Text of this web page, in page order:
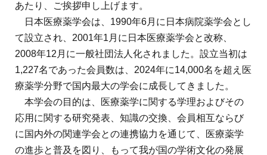
あたり、ご挨拶申し上げます。
日本医療薬学会は、1990年6月に日本病院薬学会とし
て設立され、2001年1月に日本医療薬学会と改称、
2008年12月に一般社団法人化されました。設立当初は
1,227名であった会員数は、2024年に14,000名を超え医
療薬学分野で国内最大の学会に成長してきました。
本学会の目的は、医療薬学に関する学理およびその
応用に関する研究発表、知識の交換、会員相互ならび
に国内外の関連学会との連携協力を通じて、医療薬学
の進歩と普及を図り、もって我が国の学術文化の発展